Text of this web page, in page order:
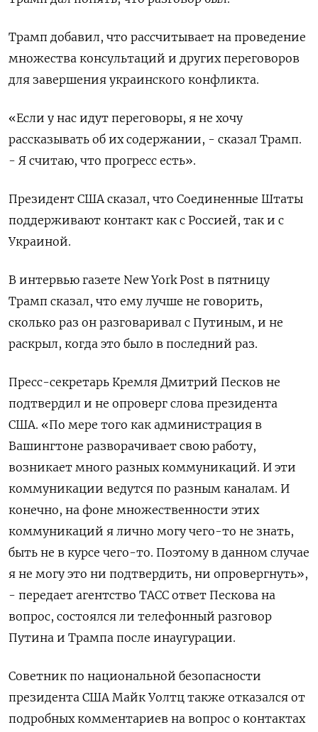
Трамп добавил, что рассчитывает на проведение
множества консультаций и других переговоров
для завершения украинского конфликта.
«Если у нас идут переговоры, я не хочу
рассказывать об их содержании, - сказал Трамп.
- Я считаю, что прогресс есть».
Президент США сказал, что Соединенные Штаты
поддерживают контакт как с Россией, так и с
Украиной.
В интервью газете New York Post в пятницу
Трамп сказал, что ему лучше не говорить,
сколько раз он разговаривал с Путиным, и не
раскрыл, когда это было в последний раз.
Пресс-секретарь Кремля Дмитрий Песков не
подтвердил и не опроверг слова президента
США. «По мере того как администрация в
Вашингтоне разворачивает свою работу,
возникает много разных коммуникаций. И эти
коммуникации ведутся по разным каналам. И
конечно, на фоне множественности этих
коммуникаций я лично могу чего-то не знать,
быть не в курсе чего-то. Поэтому в данном случае
я не могу это ни подтвердить, ни опровергнуть»,
- передает агентство ТАСС ответ Пескова на
вопрос, состоялся ли телефонный разговор
Путина и Трампа после инаугурации.
Советник по национальной безопасности
президента США Майк Уолтц также отказался от
подробных комментариев на вопрос о контактах